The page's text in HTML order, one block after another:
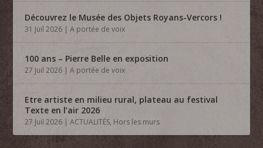
Découvrez le Musée des Objets Royans-Vercors !
31 Juil 2026 |A portée de voix
100 ans – Pierre Belle en exposition
27 Juil 2026 |A portée de voix
Etre artiste en milieu rural, plateau au festival
Texte en l’air 2026
27 Juil 2026 |ACTUALITÉS, Hors les murs